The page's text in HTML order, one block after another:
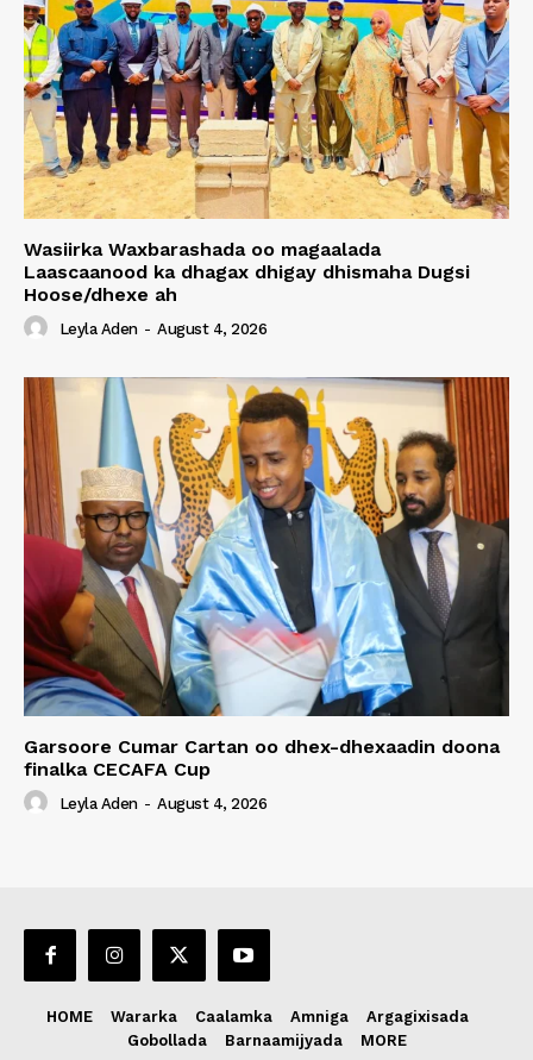
Wasiirka Waxbarashada oo magaalada
Laascaanood ka dhagax dhigay dhismaha Dugsi
Hoose/dhexe ah
Leyla Aden - August 4, 2026
Garsoore Cumar Cartan oo dhex-dhexaadin doona
finalka CECAFA Cup
Leyla Aden - August 4, 2026
HOME Wararka Caalamka Amniga
Argagixisada
Gobollada
Barnaamijyada MORE